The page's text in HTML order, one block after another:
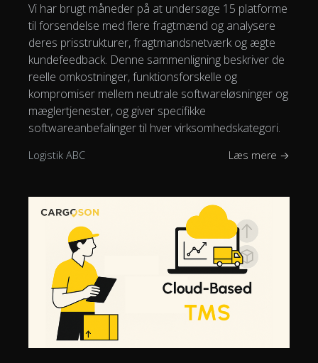
Vi har brugt måneder på at undersøge 15 platforme
til forsendelse med flere fragtmænd og analysere
deres prisstrukturer, fragtmandsnetværk og ægte
kundefeedback. Denne sammenligning beskriver de
reelle omkostninger, funktionsforskelle og
kompromiser mellem neutrale softwareløsninger og
mæglertjenester, og giver specifikke
softwareanbefalinger til hver virksomhedskategori.
Logistik ABC Læs mere →